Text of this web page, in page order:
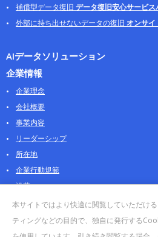
補償型データ復旧 データ復旧安心サービス
外部に持ち出せないデータの復旧 オンサ
AIデータソリューション
企業情報
企業理念
会社概要
事業内容
リーダーシップ
所在地
企業行動規範
沿革
採用情報
パートナー
本サイトではより快適に閲覧していただけ
ティングなどの目的で、独自に発行する